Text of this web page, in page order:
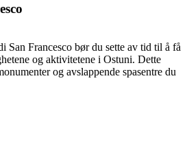
San Francesco bør du sette av tid til å få
og aktivitetene i Ostuni. Dette
og avslappende spasentre du